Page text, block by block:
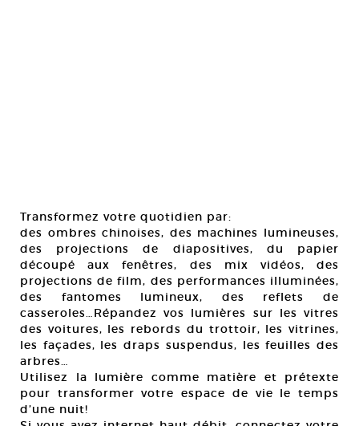
Transformez votre quotidien par:
des ombres chinoises, des machines lumineuses,
des projections de diapositives, du papier
découpé aux fenêtres, des mix vidéos, des
projections de film, des performances illuminées,
des fantomes lumineux, des reflets de
casseroles…Répandez vos lumières sur les vitres
des voitures, les rebords du trottoir, les vitrines,
les façades, les draps suspendus, les feuilles des
arbres…
Utilisez la lumière comme matière et prétexte
pour transformer votre espace de vie le temps
d’une nuit!